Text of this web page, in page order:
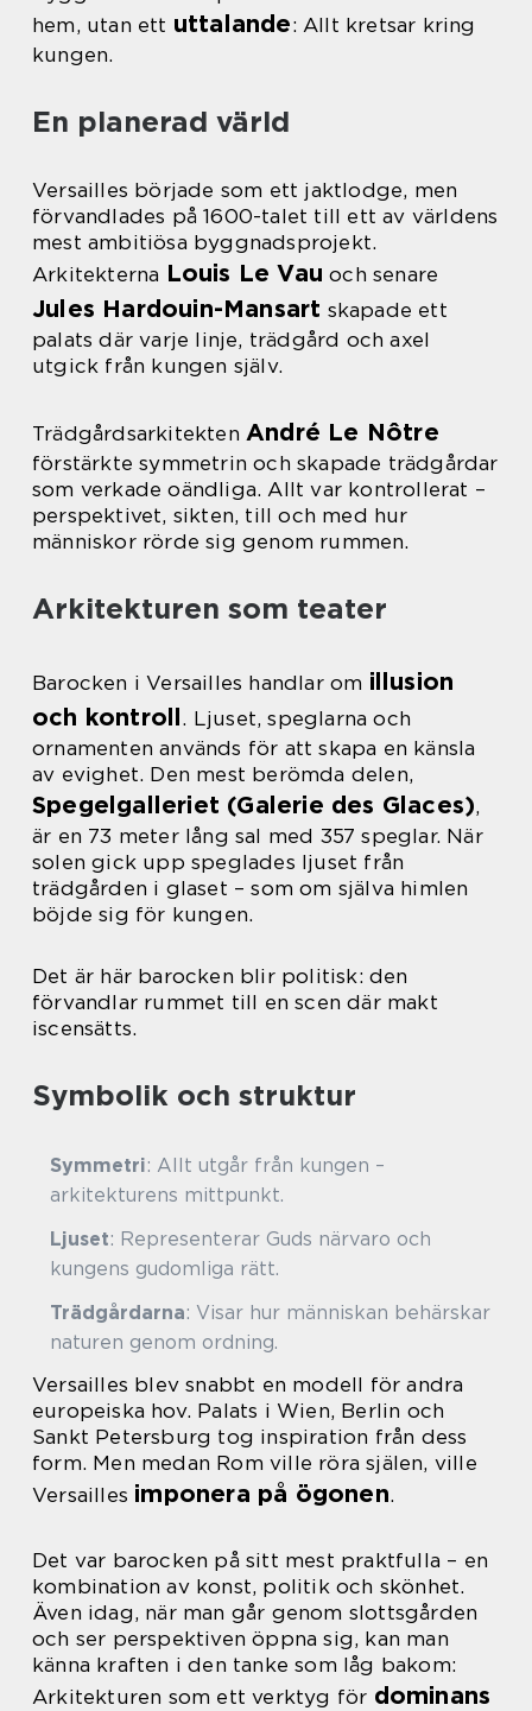
hem, utan ett uttalande: Allt kretsar kring
kungen.
En planerad värld
Versailles började som ett jaktlodge, men
förvandlades på 1600-talet till ett av världens
mest ambitiösa byggnadsprojekt.
Arkitekterna Louis Le Vau och senare
Jules Hardouin-Mansart skapade ett
palats där varje linje, trädgård och axel
utgick från kungen själv.
Trädgårdsarkitekten André Le Nôtre
förstärkte symmetrin och skapade trädgårdar
som verkade oändliga. Allt var kontrollerat –
perspektivet, sikten, till och med hur
människor rörde sig genom rummen.
Arkitekturen som teater
Barocken i Versailles handlar om illusion
och kontroll. Ljuset, speglarna och
ornamenten används för att skapa en känsla
av evighet. Den mest berömda delen,
Spegelgalleriet (Galerie des Glaces),
är en 73 meter lång sal med 357 speglar. När
solen gick upp speglades ljuset från
trädgården i glaset – som om själva himlen
böjde sig för kungen.
Det är här barocken blir politisk: den
förvandlar rummet till en scen där makt
iscensätts.
Symbolik och struktur
Symmetri: Allt utgår från kungen –
arkitekturens mittpunkt.
Ljuset: Representerar Guds närvaro och
kungens gudomliga rätt.
Trädgårdarna: Visar hur människan behärskar
naturen genom ordning.
Versailles blev snabbt en modell för andra
europeiska hov. Palats i Wien, Berlin och
Sankt Petersburg tog inspiration från dess
form. Men medan Rom ville röra själen, ville
Versailles imponera på ögonen.
Det var barocken på sitt mest praktfulla – en
kombination av konst, politik och skönhet.
Även idag, när man går genom slottsgården
och ser perspektiven öppna sig, kan man
känna kraften i den tanke som låg bakom:
Arkitekturen som ett verktyg för dominans